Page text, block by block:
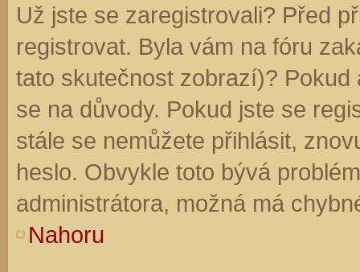
Už jste se zaregistrovali? Před
registrovat. Byla vám na fóru
tato skutečnost zobrazí)?
se na důvody. Pokud jste se
stále se nemůžete přihlásit,
heslo. Obvykle toto bývá
administrátora, možná má
Nahoru